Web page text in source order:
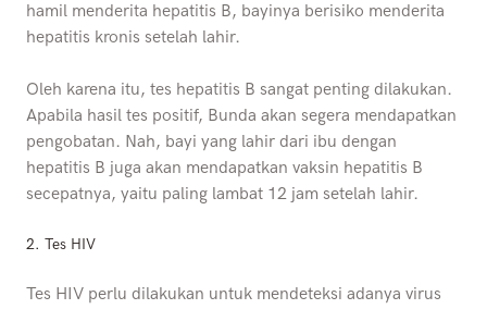
hamil menderita hepatitis B, bayinya berisiko menderita
hepatitis kronis setelah lahir.
Oleh karena itu, tes hepatitis B sangat penting dilakukan.
Apabila hasil tes positif, Bunda akan segera mendapatkan
pengobatan. Nah, bayi yang lahir dari ibu dengan
hepatitis B juga akan mendapatkan vaksin hepatitis B
secepatnya, yaitu paling lambat 12 jam setelah lahir.
2. Tes HIV
Tes HIV perlu dilakukan untuk mendeteksi adanya virus